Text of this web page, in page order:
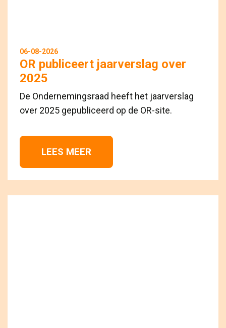
06-08-2026
OR publiceert jaarverslag over
2025
De Ondernemingsraad heeft het jaarverslag
over 2025 gepubliceerd op de OR-site.
LEES MEER